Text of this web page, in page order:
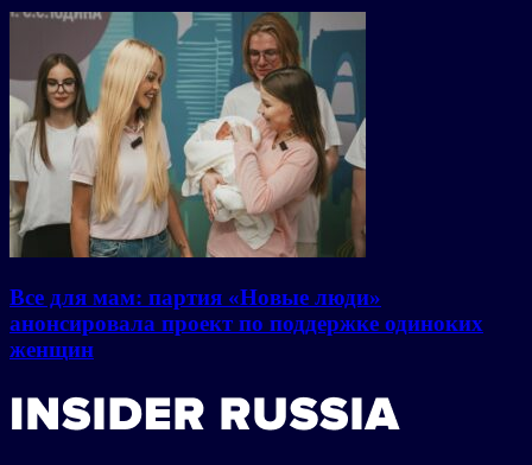
Все для мам: партия «Новые люди»
анонсировала проект по поддержке одиноких
женщин